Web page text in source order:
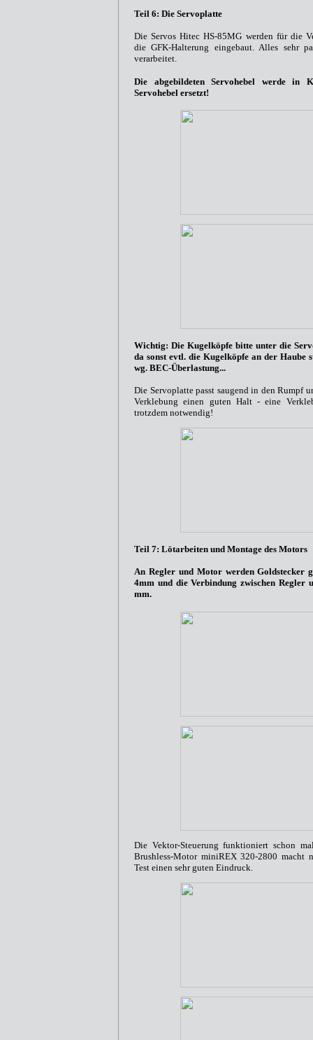
Teil 6: Die Servoplatte
Die Servos Hitec HS-85MG werden für die
die GFK-Halterung eingebaut. Alles sehr
verarbeitet.
Die abgebildeten Servohebel werde in
Servohebel ersetzt!
Wichtig: Die Kugelköpfe bitte unter die
da sonst evtl. die Kugelköpfe an der Haube
wg. BEC-Überlastung...
Die Servoplatte passt saugend in den Rumpf
Verklebung einen guten Halt - eine
trotzdem notwendig!
Teil 7: Lötarbeiten und Montage des Motors
An Regler und Motor werden Goldstecker
4mm und die Verbindung zwischen Regler
mm.
Die Vektor-Steuerung funktioniert schon
Brushless-Motor miniREX 320-2800 macht
Test einen sehr guten Eindruck.